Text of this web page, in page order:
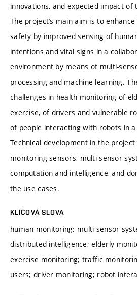
innovations, and expected impact of
The project’s main aim is to
safety by improved sensing of
intentions and vital signs in a
environment by means of multi-
processing and machine learning.
challenges in health monitoring of
exercise, of drivers and vulnerable
of people interacting with robots in
Technical development in the
monitoring sensors, multi-sensor
computation and intelligence, and
the use cases.
KLÍČOVÁ SLOVA
human monitoring; multi-sensor
distributed intelligence; elderly
exercise monitoring; traffic
users; driver monitoring; robot